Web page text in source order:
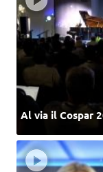
Al via il Cospar